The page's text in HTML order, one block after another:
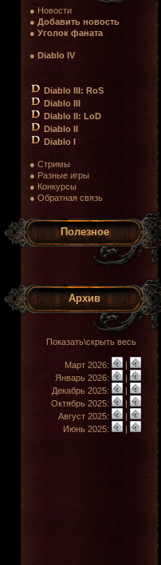
● Новости
● Добавить новость
● Уголок фаната
● Diablo IV
Diablo III: RoS
Diablo III
Diablo II: LoD
Diablo II
Diablo I
● Стримы
● Разные игры
● Конкурсы
● Обратная связь
Полезное
Архив
Показать\скрыть весь
Март 2026:
|
Январь 2026:
|
Декабрь 2025:
|
Октябрь 2025:
|
Август 2025:
|
Июнь 2025:
|